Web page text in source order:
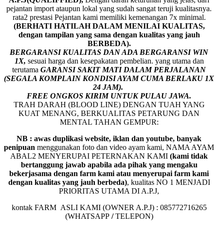
pejantan import ataupun lokal yang sudah sangat teruji kualitasnya.
rata2 prestasi Pejantan kami memiliki kemenangan 7x minimal.
(BERHATI HATILAH DALAM MENILAI KUALITAS,
dengan tampilan yang sama dengan kualitas yang jauh
BERBEDA).
BERGARANSI KUALITAS DAN ADA BERGARANSI WIN
1X, sesuai harga dan kesepakatan pembelian. yang utama dan
terutama GARANSI SAKIT MATI DALAM PERJALANAN
(SEGALA KOMPLAIN KONDISI AYAM CUMA BERLAKU 1X
24 JAM).
FREE ONGKOS KIRIM UNTUK PULAU JAWA.
TRAH DARAH (BLOOD LINE) DENGAN TUAH YANG
KUAT MENANG, BERKUALITAS PETARUNG DAN
MENTAL TAHAN GEMPUR:
NB : awas duplikasi website, iklan dan youtube, banyak
penipuan menggunakan foto dan video ayam kami, NAMA AYAM
ABAL2 MENYERUPAI PETERNAKAN KAMI (kami tidak
bertanggung jawab apabila ada pihak yang mengaku
bekerjasama dengan farm kami atau menyerupai farm kami
dengan kualitas yang jauh berbeda), kualitas NO 1 MENJADI
PRIORITAS UTAMA DI A.P.J,
kontak FARM ASLI KAMI (OWNER A.P.J) : 085772716265
(WHATSAPP /TELEPON)